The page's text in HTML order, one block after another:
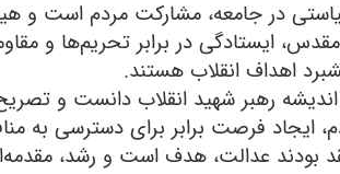
در جامعه، مشارکت مردم است و
به نتیجه نخواهد رسید. انقلاب اسلامی سال ۱۳۵۷، دفاع مقدس، ایستادگی در برابر
اهداف انقلاب هستند.
رهبر شهید انقلاب دانست و
ایجاد فرصت برابر برای دسترسی به
بودند عدالت، هدف است و رشد،